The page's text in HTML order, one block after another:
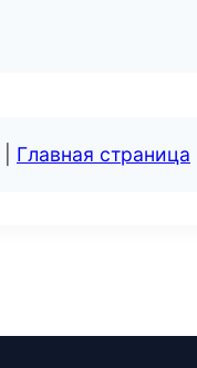
Главная страница